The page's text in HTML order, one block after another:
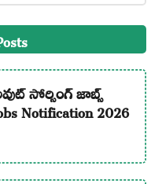
సోర్సింగ్ జాబ్స్
Notification 2026